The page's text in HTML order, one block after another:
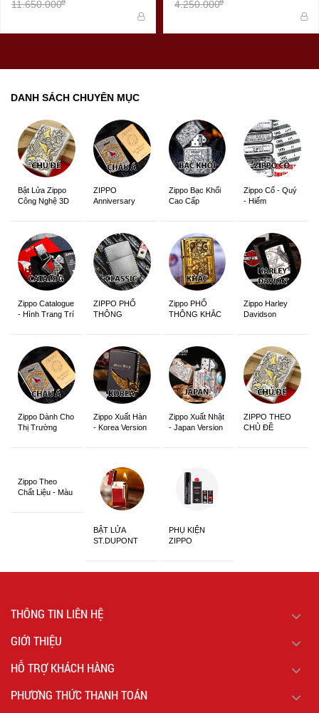
11.650.000 4.250.000
DANH SÁCH CHUYÊN MỤC
Bật Lửa Zippo
Công Nghệ 3D
ZIPPO
Anniversary
Zippo Bạc Khối
Cao Cấp
Zippo Cổ - Quý
- Hiếm
Zippo Catalogue
- Hình Trang Trí
ZIPPO PHỔ
THÔNG
Zippo PHỔ
THÔNG KHẮC
Zippo Harley
Davidson
Zippo Dành Cho
Thị Trường
Zippo Xuất Hàn
- Korea Version
Zippo Xuất Nhật
- Japan Version
ZIPPO THEO
CHỦ ĐỀ
Zippo Theo
Chất Liệu - Màu
BẬT LỬA
ST.DUPONT
PHỤ KIỆN
ZIPPO
THÔNG TIN LIÊN HỆ
GIỚI THIỆU
HỖ TRỢ KHÁCH HÀNG
PHƯƠNG THỨC THANH TOÁN